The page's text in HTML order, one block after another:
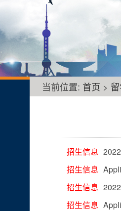
当前位置: 首页 >
招生信息
招生信息
招生信息
招生信息